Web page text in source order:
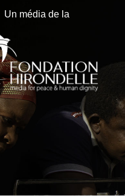
Un média de la